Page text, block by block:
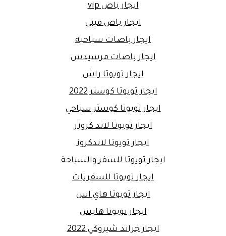
ايجار باص vip
ايجار باص ميني
ايجار باصات سياحية
ايجار باصات مرسيدس
ايجار تويوتا راش
ايجار تويوتا كوستر 2022
ايجار تويوتا كوستر سياحي
ايجار تويوتا لاند كروزر
ايجار تويوتا لاندكروز
ايجار تويوتا للسفر والسياحة
ايجار تويوتا للسفريات
ايجار تويوتا هاي اس
ايجار تويوتا هايس
ايجار جراند شيروكي 2022